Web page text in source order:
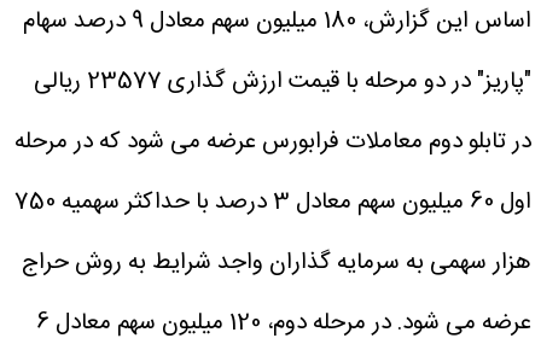
اساس این گزارش، 180 میلیون سهم معادل 9 درصد سهام
"پاریز" در دو مرحله با قیمت ارزش گذاری 23577 ریالی
در تابلو دوم معاملات فرابورس عرضه می شود که در مرحله
اول 60 میلیون سهم معادل 3 درصد با حداکثر سهمیه 750
هزار سهمی به سرمایه گذاران واجد شرایط به روش حراج
عرضه می شود.
در مرحله دوم، 120 میلیون سهم معادل 6